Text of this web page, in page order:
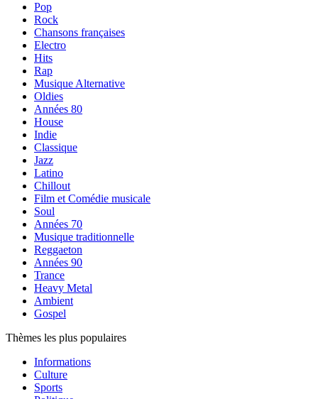
Pop
Rock
Chansons françaises
Electro
Hits
Rap
Musique Alternative
Oldies
Années 80
House
Indie
Classique
Jazz
Latino
Chillout
Film et Comédie musicale
Soul
Années 70
Musique traditionnelle
Reggaeton
Années 90
Trance
Heavy Metal
Ambient
Gospel
Thèmes les plus populaires
Informations
Culture
Sports